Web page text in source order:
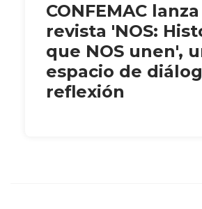
CONFEMAC
revista 'NOS:
que NOS unen',
espacio de
reflexión